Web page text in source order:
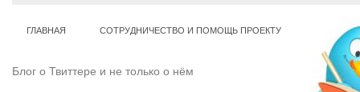
ГЛАВНАЯ СОТРУДНИЧЕСТВО И ПОМОЩЬ ПРОЕКТУ
Блог о Твиттере и не только о нём